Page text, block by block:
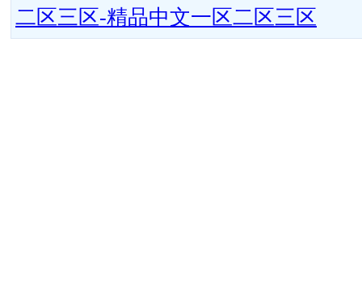
二区三区-精品中文一区二区三区